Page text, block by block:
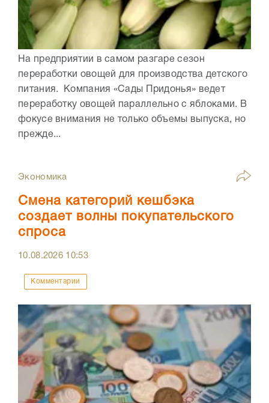
На предприятии в самом разгаре сезон
переработки овощей для производства детского
питания. Компания «Сады Придонья» ведет
переработку овощей параллельно с яблоками. В
фокусе внимания не только объемы выпуска, но
прежде...
Экономика
Смена категорий кешбэка
создает волны покупательского
спроса
10.08.2026 10:53
Комментарии